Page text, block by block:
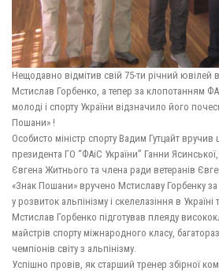
Нещодавно відмітив свій 75-ти річний ювілей
Мстислав Горбенко, а тепер за клопотанням
молоді і спорту України відзначило його
Пошани» !
Особисто міністр спорту Вадим Гутцайт вручив
президента ГО “ФАіС України” Ганни
Євгена Житнього та члена ради ветеранів
«Знак Пошани» вручено Мстиславу Горбенку
у розвиток альпінізму і скелелазіння в Україні
Мстислав Горбенко підготував плеяду
майстрів спорту міжнародного класу,
чемпіонів світу з альпінізму.
Успішно провів, як старший тренер збірної